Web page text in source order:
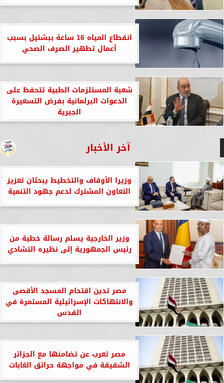
انقطاع المياه 16 ساعة ببشتيل بسبب
أعمال تطهير الصرف الصحي
شعبة المستلزمات الطبية تتحفظ على
الدعوات البرلمانية بفرض التسعيرة
الجبرية
آخر الأخبار
وزيرا الأوقاف والتخطيط يبحثان تعزيز
التعاون المشترك لدعم جهود التنمية
وزير الخارجية يسلم رسالة خطية من
رئيس الجمهورية إلى نظيره التشادي
مصر تدين اقتحام المسجد الأقصى
والانتهاكات الإسرائيلية المستمرة في
القدس
مصر تعرب عن تضامنها مع الجزائر
الشقيقة في مواجهة حرائق الغابات